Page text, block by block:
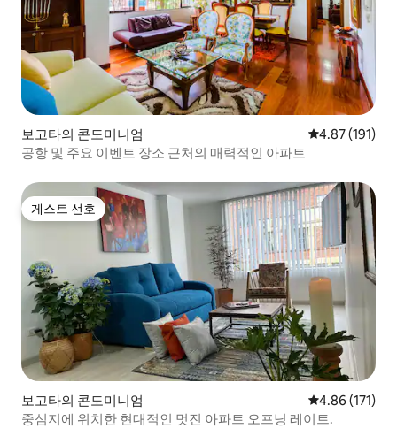
보고타의 콘도미니엄 평점 4.87점(5
4.87 (191)
공항 및 주요 이벤트 장소 근처의 매력적인 아파트
게스트 선호
게스트 선호
보고타의 콘도미니엄 평점 4.86점(5
4.86 (171)
중심지에 위치한 현대적인 멋진 아파트 오프닝 레이트.